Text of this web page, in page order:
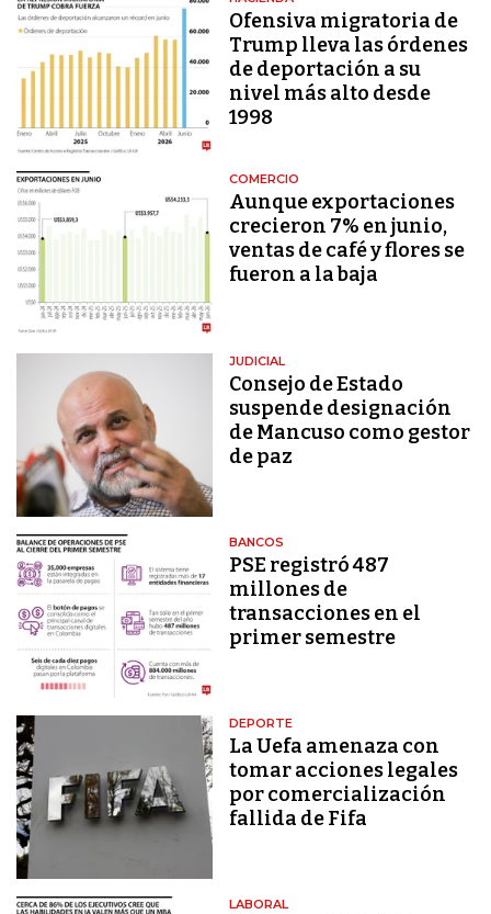
Ofensiva migratoria de
Trump lleva las órdenes
de deportación a su
nivel más alto desde
1998
COMERCIO
Aunque exportaciones
crecieron 7% en junio,
ventas de café y flores se
fueron a la baja
JUDICIAL
Consejo de Estado
suspende designación
de Mancuso como gestor
de paz
BANCOS
PSE registró 487
millones de
transacciones en el
primer semestre
DEPORTE
La Uefa amenaza con
tomar acciones legales
por comercialización
fallida de Fifa
LABORAL